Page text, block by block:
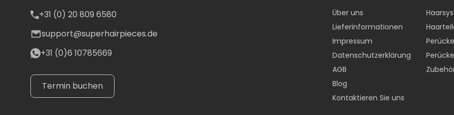
+31 (0) 20 809 6580
support@superhairpieces.de
+31 (0)6 10785669
Termin buchen
Über uns
Lieferinformationen
Impressum
Datenschutzerklärung
AGB
Blog
Kontaktieren Sie uns